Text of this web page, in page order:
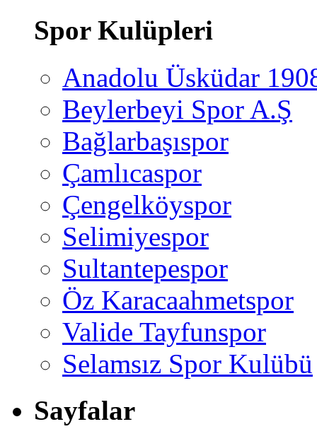
Spor Kulüpleri
Anadolu Üsküdar
Beylerbeyi Spor A.Ş
Bağlarbaşıspor
Çamlıcaspor
Çengelköyspor
Selimiyespor
Sultantepespor
Öz Karacaahmetspor
Valide Tayfunspor
Selamsız Spor Kulübü
Sayfalar